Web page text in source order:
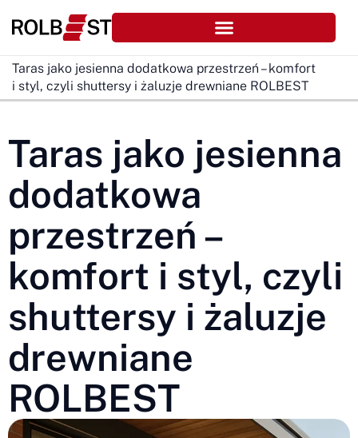
Taras jako jesienna dodatkowa przestrzeń – komfort
i styl, czyli shuttersy i żaluzje drewniane ROLBEST
Taras jako jesienna
dodatkowa
przestrzeń –
komfort i styl, czyli
shuttersy i żaluzje
drewniane
ROLBEST